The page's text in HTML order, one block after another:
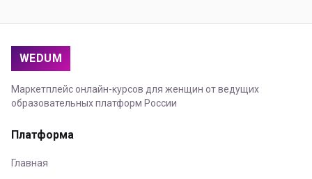
WEDUM
Маркетплейс онлайн-курсов для женщин от ведущих
образовательных платформ России
Платформа
Главная